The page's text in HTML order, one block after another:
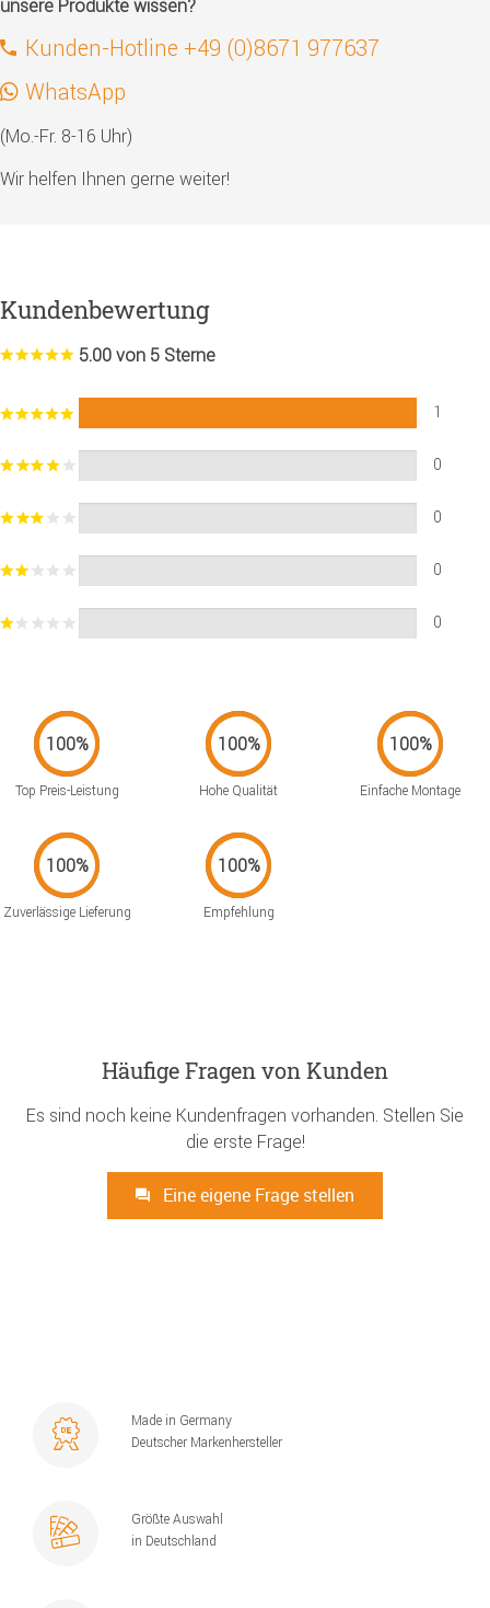
unsere Produkte wissen?
Kunden-Hotline +49 (0)8671 977637
WhatsApp
(Mo.-Fr. 8-16 Uhr)
Wir helfen Ihnen gerne weiter!
Kundenbewertung
5.00 von 5 Sterne
1
0
0
0
0
Top Preis-Leistung Hohe Qualität Einfache Montage
Zuverlässige Lieferung Empfehlung
Häufige Fragen von Kunden
Es sind noch keine Kundenfragen vorhanden. Stellen Sie
die erste Frage!
Eine eigene Frage stellen
Made in Germany
Deutscher Markenhersteller
Größte Auswahl
in Deutschland